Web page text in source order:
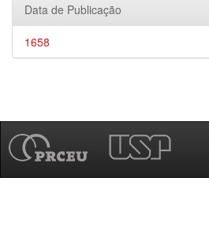
Data de Publicação
1658